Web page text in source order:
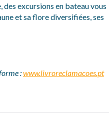
excursions en bateau vous
et sa flore diversifiées, ses
:www.livroreclamacoes.pt